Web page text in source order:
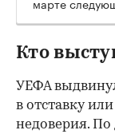
Кто
УЕФА
в отставку
недоверия.